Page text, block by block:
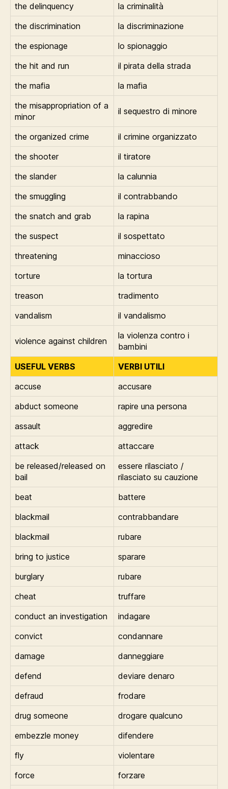
the delinquency
la criminalità
the discrimination
la discriminazione
the espionage
lo spionaggio
the hit and run
il pirata della strada
the mafia
la mafia
the misappropriation of a
minor
il sequestro di minore
the organized crime
il crimine organizzato
the shooter
il tiratore
the slander
la calunnia
the smuggling
il contrabbando
the snatch and grab
la rapina
the suspect
il sospettato
threatening
minaccioso
torture
la tortura
treason
tradimento
vandalism
il vandalismo
violence against children
la violenza contro i
bambini
USEFUL VERBS
VERBI UTILI
accuse
accusare
abduct someone
rapire una persona
assault
aggredire
attack
attaccare
be released/released on
bail
essere rilasciato /
rilasciato su cauzione
beat
battere
blackmail
contrabbandare
blackmail
rubare
bring to justice
sparare
burglary
rubare
cheat
truffare
conduct an investigation
indagare
convict
condannare
damage
danneggiare
defend
deviare denaro
defraud
frodare
drug someone
drogare qualcuno
embezzle money
difendere
fly
violentare
force
forzare